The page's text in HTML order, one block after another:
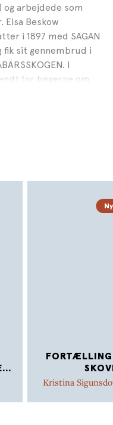
og arbejdede som
Beskow
i 1897 med SAGAN
fik sit gennembrud i
I
for bøgerne om
...
Kristina